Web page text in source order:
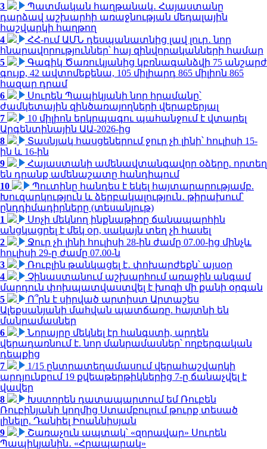
3
Պատմական հաղթանակ․ Հայաստանը
դարձավ աշխարհի առաջնության մեդալային
հաշվարկի հաղթող
4
ՀՀ-ում ԱՄՆ դեսպանատնից լավ լուր․ նոր
հնարավորություններ՝ հայ զինվորականների համար
5
Գագիկ Ծառուկյանից կբռնագանձվի 75 անշարժ
գույք, 42 ավտոմեքենա, 105 միլիարդ 865 միլիոն 865
հազար դրամ
6
Սուրեն Պապիկյանի նոր հրամանը՝
ժամկետային զինծառայողների վերաբերյալ
7
10 միլիոն երկրպագու պահանջում է վտարել
Արգենտինային ԱԱ-2026-ից
8
Տասնյակ հասցեներում ջուր չի լինի՝ հուլիսի 15-
ին և 16-ին
9
Հայաստանի ամենավտանգավոր օձերը. որտեղ
են դրանք ամենաշատը հանդիպում
10
Պուտինը հանդես է եկել հայտարարությամբ.
Խուզարկություն և ձերբակալություն․ թիրախում՝
ընդդիմադիրները (տեսանյութ)
1
Սոչի մեկնող ինքնաթիռը ճանապարհին
անցկացրել է մեկ օր, սակայն տեղ չի հասել
2
Ջուր չի լինի հուլիսի 28-ին ժամը 07.00-ից մինչև
հուլիսի 29-ը ժամը 07.00-ն
3
Ռուբլին թանկացել է․ փոխարժեքն՝ այսօր
4
Չինաստանում աշխարհում առաջին անգամ
մարդուն փոխպատվաստվել է խոզի մի քանի օրգան
5
Ո՞րն է սիրված արտիստ Արտաշես
Ալեքսանյանի մահվան պատճառը. հայտնի են
մանրամասներ
6
Նորայրը մեկնել էր հանգստի, արդեն
վերադառնում է. նոր մանրամասներ՝ ողբերգական
դեպքից
7
1/15 ընտրատեղամասում վերահաշվարկի
արդյունքում 19 քվեաթերթիկներից 7-ը ճանաչվել է
վավեր
8
Խստորեն դատապարտում եմ Ռուբեն
Ռուբինյանի կողմից Ստամբուլում թուրք տեսած
լինելը. Դանիել Իոաննիսյան
9
Շառաչուն ապտակ՝ «զորավար» Սուրեն
Պապիկյանին․ «Հրապարակ»